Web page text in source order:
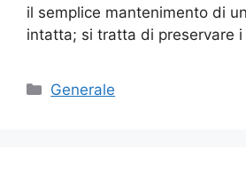
il semplice mantenimento di
intatta; si tratta di preservare
Categories
Generale